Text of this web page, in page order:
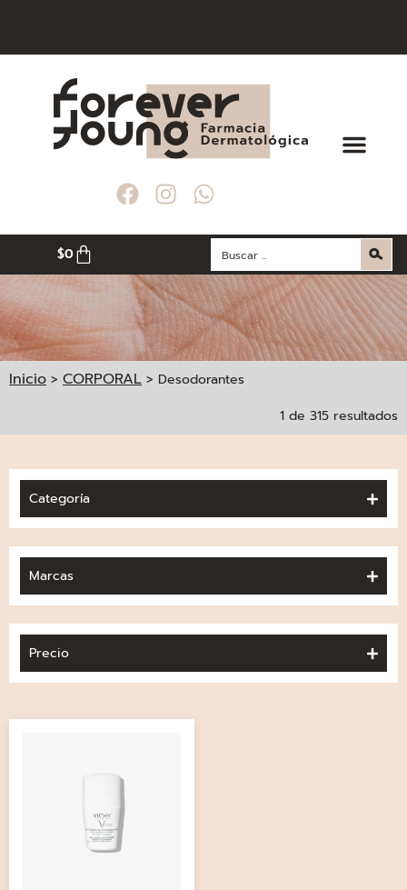
$0
Inicio > CORPORAL > Desodorantes
1 de 315 resultados
Categoría
Marcas
Precio